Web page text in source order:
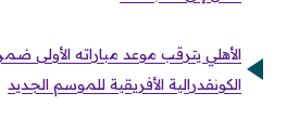
الأهلي يترقب موعد مباراته الأولى
الكونفدرالية الأفريقية للموسم الجديد